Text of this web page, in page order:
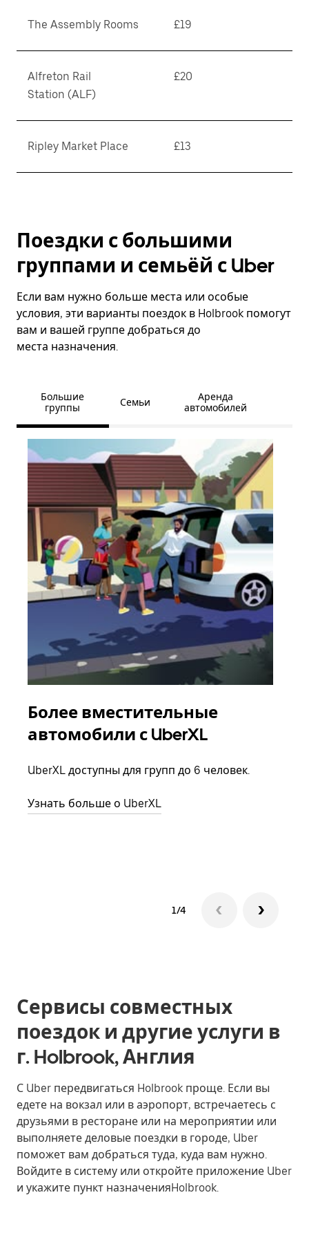
The Assembly Rooms £19
Alfreton Rail
Station (ALF)
£20
Ripley Market Place £13
Поездки с большими
группами и семьёй с Uber
Если вам нужно больше места или особые
условия, эти варианты поездок в Holbrook помогут
вам и вашей группе добраться до
места назначения.
Большие
группы
Семьи
Аренда
автомобилей
Более вместительные
автомобили с UberXL
UberXL доступны для групп до 6 человек.
Узнать больше о UberXL
1/4
Сервисы совместных
поездок и другие услуги в
г. Holbrook, Англия
С Uber передвигаться Holbrook проще. Если вы
едете на вокзал или в аэропорт, встречаетесь с
друзьями в ресторане или на мероприятии или
выполняете деловые поездки в городе, Uber
поможет вам добраться туда, куда вам нужно.
Войдите в систему или откройте приложение Uber
и укажите пункт назначенияHolbrook.